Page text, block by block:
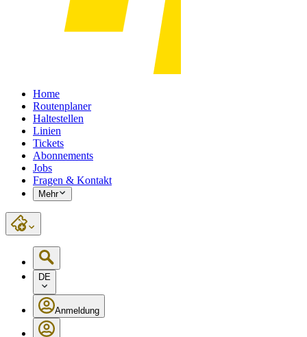
Home
Routenplaner
Haltestellen
Linien
Tickets
Abonnements
Jobs
Fragen & Kontakt
Mehr
DE
Anmeldung